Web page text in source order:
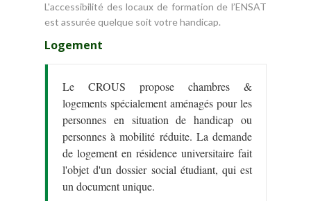
L'accessibilité des locaux de formation de l’ENSAT
est assurée quelque soit votre handicap.
Logement
Le CROUS propose chambres &
logements spécialement aménagés pour les
personnes en situation de handicap ou
personnes à mobilité réduite. La demande
de logement en résidence universitaire fait
l'objet d'un dossier social étudiant, qui est
un document unique.